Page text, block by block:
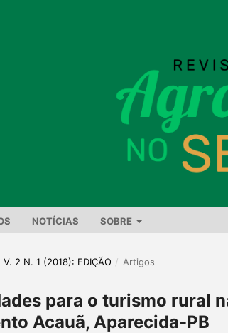
NOTÍCIAS SOBRE
V. 2 N. 1 (2018): EDIÇÃO / Artigos
para o turismo rural
Acauã, Aparecida-PB